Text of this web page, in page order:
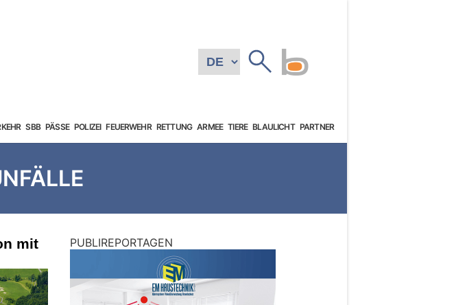
SBB PÄSSE POLIZEI FEUERWEHR RETTUNG ARMEE TIERE BLAULICHT PARTNER
mit
PUBLIREPORTAGEN